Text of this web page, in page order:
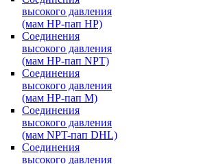
высокого давления
(мам HP-пап HP)
Соединения
высокого давления
(мам HP-пап NPT)
Соединения
высокого давления
(мам HP-пап M)
Соединения
высокого давления
(мам NPT-пап DHL)
Соединения
высокого давления